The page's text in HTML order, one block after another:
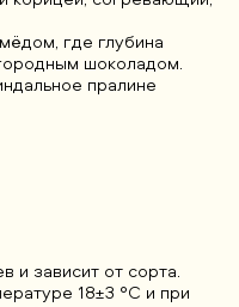
где глубина
шоколадом.
пралине
и зависит от сорта.
18±3 °С и при